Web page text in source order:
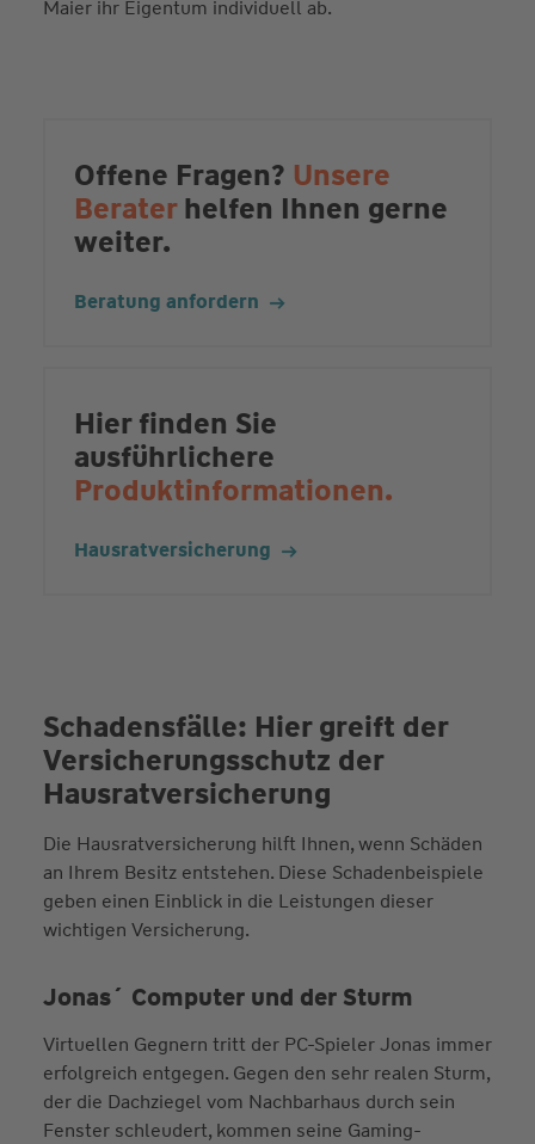
Maier ihr Eigentum individuell ab.
Offene Fragen? Unsere
Beraterhelfen Ihnen gerne
weiter.
Beratung anfordern
Hier finden Sie
ausführlichere
Produktinformationen.
Hausratversicherung
Schadensfälle: Hier greift der
Versicherungs­schutz der
Hausrat­versicherung
Die Hausratversicherung hilft Ihnen, wenn Schäden
an Ihrem Besitz entstehen. Diese Schadenbeispiele
geben einen Einblick in die Leistungen dieser
wichtigen Versicherung.
Jonas´ Computer und der Sturm
Virtuellen Gegnern tritt der PC-Spieler Jonas immer
erfolgreich entgegen. Gegen den sehr realen Sturm,
der die Dachziegel vom Nachbarhaus durch sein
Fenster schleudert, kommen seine Gaming-